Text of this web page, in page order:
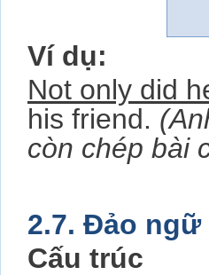
Ví dụ:
Not only did
his friend.
còn chép bài
2.7. Đảo
Cấu trúc